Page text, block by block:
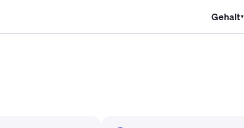
Gehalt▼